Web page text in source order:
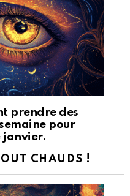
prendre des
pour
janvier.
CHAUDS !